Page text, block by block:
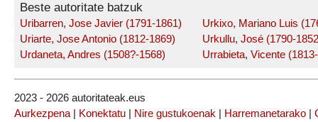
Beste autoritate batzuk
Uribarren, Jose Javier (1791-1861)
Uriarte, Jose Antonio (1812-1869)
Urdaneta, Andres (1508?-1568)
Urkixo, Mariano Luis
Urkullu, José (1790-
Urrabieta, Vicente
2023 - 2026 autoritateak.eus
Aurkezpena | Konektatu | Nire gustukoenak | Harremanetarako |